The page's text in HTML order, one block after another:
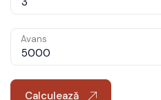
Avans
Calculează